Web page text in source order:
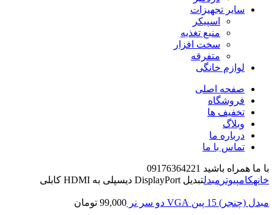
سایر تجهیزات
اسپیکر
منبع تغذیه
سخت افزار
متفرقه
لوازم خانگی
صفحه اصلی
فروشگاه
تخفیف ها
وبلاگ
درباره ما
تماس با ما
با ما همراه باشید 09176364221
خانهکامپیوتر مبدلتبدیل DisplayPort دیسپلی به HDMI کابلی
مبدل (چنجر) 15 پین VGA دو سر نر 99,000 تومان